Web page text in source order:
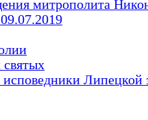
митрополита
Липецкой